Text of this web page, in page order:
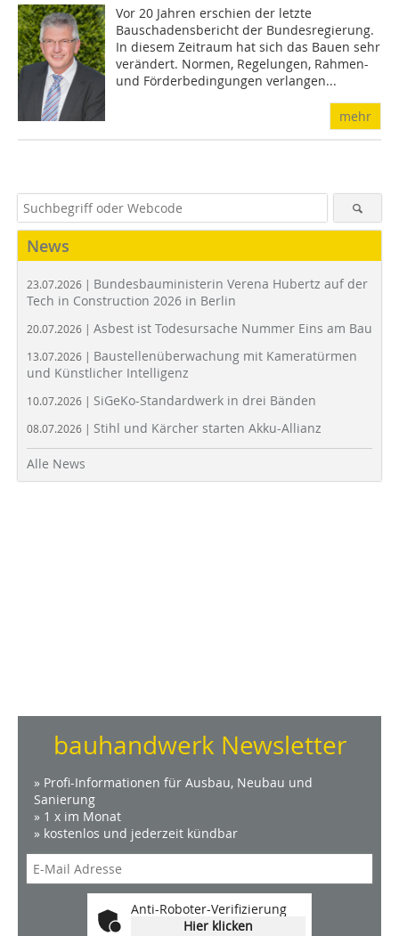
Vor 20 Jahren erschien der letzte
Bauschadensbericht der Bundesregierung.
In diesem Zeitraum hat sich das Bauen sehr
verändert. Normen, Regelun­gen, Rahmen-
und Förderbedingungen verlangen...
mehr
News
23.07.2026 | Bundesbauministerin Verena Hubertz auf der
Tech in Construction 2026 in Berlin
20.07.2026 | Asbest ist Todesursache Nummer Eins am Bau
13.07.2026 | Baustellenüberwachung mit Kameratürmen
und Künstlicher Intelligenz
10.07.2026 | SiGeKo-Standardwerk in drei Bänden
08.07.2026 | Stihl und Kärcher starten Akku-Allianz
Alle News
bauhandwerk Newsletter
» Profi-Informationen für Ausbau, Neubau und
Sanierung
» 1 x im Monat
» kostenlos und jederzeit kündbar
Anti-Roboter-Verifizierung
Hier klicken